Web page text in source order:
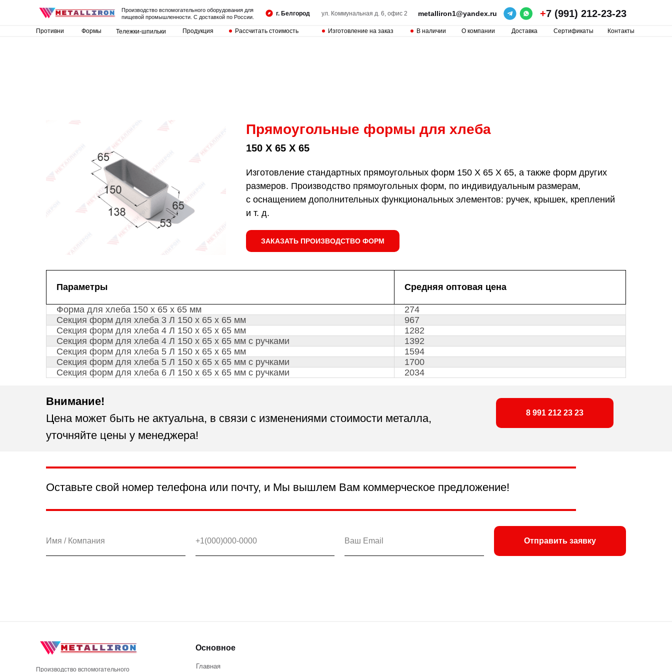
ул. Коммунальная д. 6, офис 2 +7 (991) 212-23-23
metalliron1@yandex.ru
Противни Формы Продукция Рассчитать стоимость Изготовление на заказ Доставка Сертификаты Контакты
г. Белгород
О компании
Тележки-шпильки В наличии
Производство вспомогательного оборудования для
пищевой промышленности. С доставкой по России.
Прямоугольные формы для хлеба
150 Х 65 Х 65
Изготовление стандартных прямоугольных форм 150 Х 65 Х 65, а также форм других
размеров. Производство прямоугольных форм, по индивидуальным размерам,
с оснащением дополнительных функциональных элементов: ручек, крышек, креплений
и т. д.
ЗАКАЗАТЬ ПРОИЗВОДСТВО ФОРМ
Параметры Средняя оптовая цена
Форма для хлеба 150 х 65 х 65 мм
274
Секция форм для хлеба 3 Л 150 х 65 х 65 мм
967
Секция форм для хлеба 4 Л 150 х 65 х 65 мм
1282
Секция форм для хлеба 4 Л 150 х 65 х 65 мм с ручками
1392
Секция форм для хлеба 5 Л 150 х 65 х 65 мм
1594
Секция форм для хлеба 5 Л 150 х 65 х 65 мм с ручками
1700
Секция форм для хлеба 6 Л 150 х 65 х 65 мм с ручками
2034
Внимание!
Цена может быть не актуальна, в связи с изменениями стоимости металла,
уточняйте цены у менеджера!
8 991 212 23 23
Оставьте свой номер телефона или почту, и Мы вышлем Вам коммерческое предложение!
Отправить заявку
Производство вспомогательного
Основное
Главная